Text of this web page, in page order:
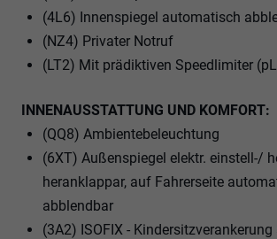
(4L6) Innenspiegel automatisch
(NZ4) Privater Notruf
(LT2) Mit prädiktiven Speedlimiter
INNENAUSSTATTUNG UND KOMFORT:
(QQ8) Ambientebeleuchtung
(6XT) Außenspiegel elektr. einstell-/
heranklappar, auf Fahrerseite
abblendbar
(3A2) ISOFIX -